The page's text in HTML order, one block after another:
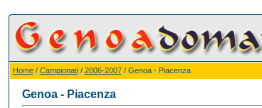
Home/ Campionati/ 2006-2007/ Genoa - Piacenza
Genoa - Piacenza